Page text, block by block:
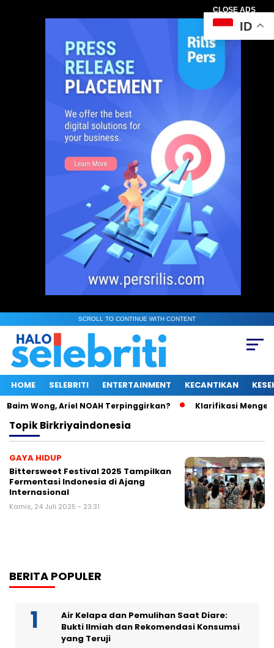
CLOSE ADS
SCROLL TO CONTINUE WITH CONTENT
HOME SELEBRITI ENTERTAINMENT KECANTIKAN
Wong, Ariel NOAH Terpinggirkan? Klarifikasi
TopikBirkriyaindonesia
GAYA HIDUP
Bittersweet Festival 2025 Tampilkan
Fermentasi Indonesia di Ajang
Internasional
Kamis, 24 Juli 2025 - 23:31
BERITA POPULER
Air Kelapa dan Pemulihan Saat Diare:
Bukti Ilmiah dan Rekomendasi Konsumsi
yang Teruji
ID